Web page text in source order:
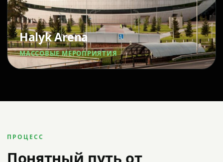
Halyk Arena
МАССОВЫЕ МЕРОПРИЯТИЯ
ПРОЦЕСС
Понятный путь от